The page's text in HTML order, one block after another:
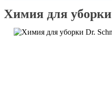
Химия для уборки